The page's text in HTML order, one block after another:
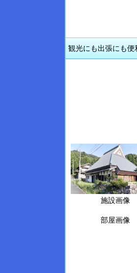
観光にも出張にも便
施設画像
部屋画像